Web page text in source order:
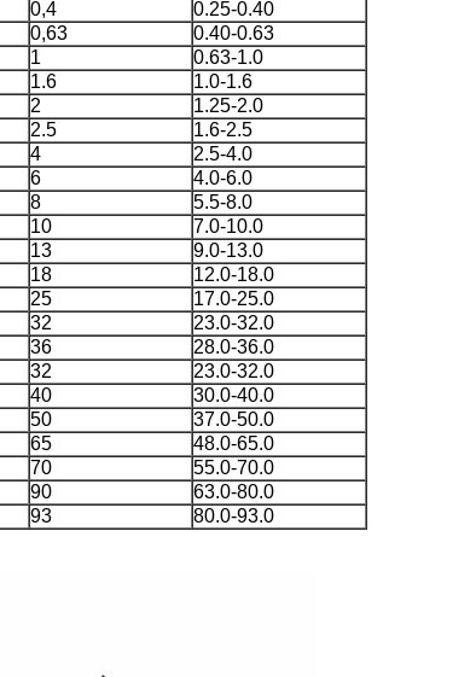
0,4
0.25-0.40
0,63
0.40-0.63
1
0.63-1.0
1.6
1.0-1.6
2
1.25-2.0
2.5
1.6-2.5
4
2.5-4.0
6
4.0-6.0
8
5.5-8.0
10
7.0-10.0
13
9.0-13.0
18
12.0-18.0
25
17.0-25.0
32
23.0-32.0
36 28.0-36.0
32
23.0-32.0
40
30.0-40.0
50
37.0-50.0
65
48.0-65.0
70
55.0-70.0
90
63.0-80.0
93 80.0-93.0